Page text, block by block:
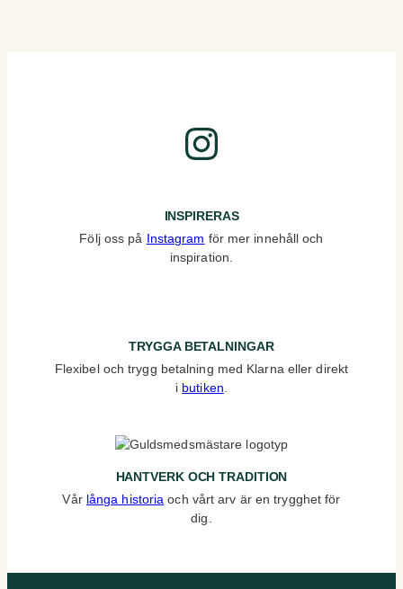
Instagram
INSPIRERAS
Följ oss på Instagram för mer innehåll och
inspiration.
TRYGGA BETALNINGAR
Flexibel och trygg betalning med Klarna eller direkt
i butiken
HANTVERK OCH TRADITION
Vår långa historia och vårt arv är en trygghet för
dig.